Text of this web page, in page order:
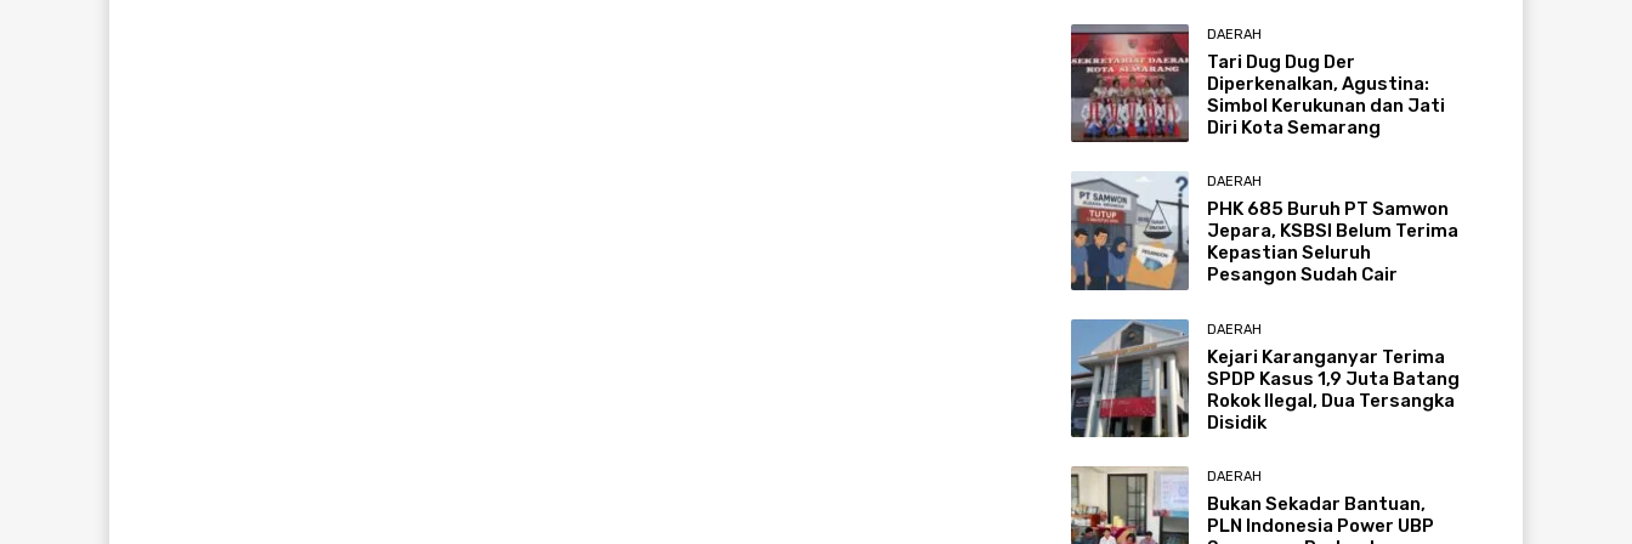
DAERAH
Tari Dug Dug Der
Diperkenalkan, Agustina:
Simbol Kerukunan dan Jati
Diri Kota Semarang
DAERAH
PHK 685 Buruh PT Samwon
Jepara, KSBSI Belum Terima
Kepastian Seluruh
Pesangon Sudah Cair
DAERAH
Kejari Karanganyar Terima
SPDP Kasus 1,9 Juta Batang
Rokok Ilegal, Dua Tersangka
Disidik
DAERAH
Bukan Sekadar Bantuan,
PLN Indonesia Power UBP